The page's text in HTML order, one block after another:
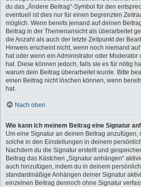
du das „Ändere Beitrag“-Symbol für den
eventuell ist dies nur für einen begrenzten
möglich. Wenn bereits jemand auf deinen
Beitrag in der Themenansicht als überarbeitet
die Anzahl als auch der letzte Zeitpunkt der
Hinweis erscheint nicht, wenn noch niemand
hat oder wenn ein Administrator oder
hat. Diese können jedoch, falls sie es für nötig
warum dein Beitrag überarbeitet wurde. Bitte
einen Beitrag nicht löschen können, wenn
hat.
Nach oben
Wie kann ich meinem Beitrag eine Signatur
Um eine Signatur an deinen Beitrag anzufügen,
solche in den Einstellungen in deinem
Nachdem du die Signatur erstellt und
Beitrag das Kästchen „Signatur anhängen“
auch hinzufügen, indem du in deinem
standardmäßige Anhängen deiner Signatur
einzelnen Beitrag dennoch ohne Signatur